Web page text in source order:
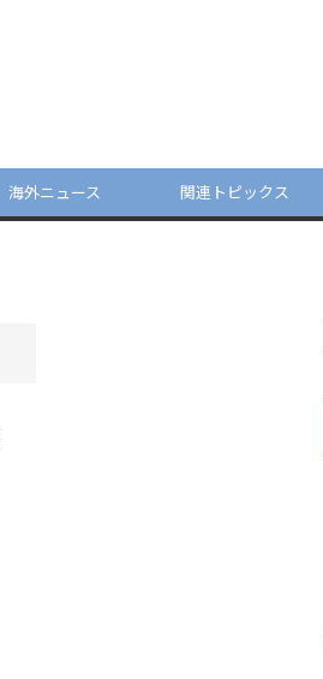
海外ニュース 関連トピックス